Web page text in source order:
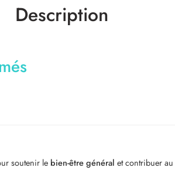
Description
soutenir le bien-être général et contribuer au